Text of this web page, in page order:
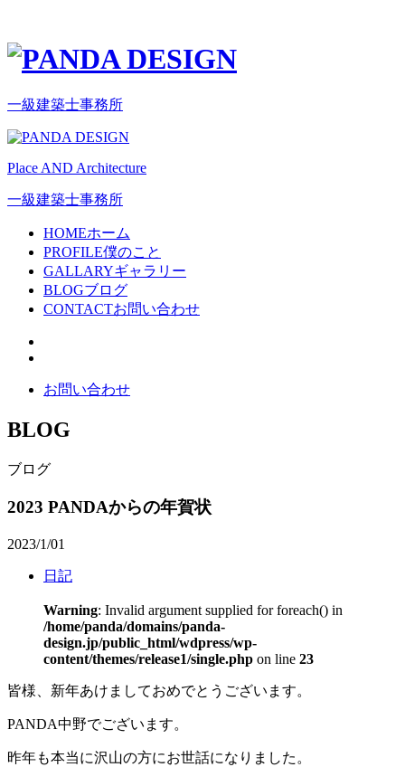
一級建築士事務所
Place AND Architecture
一級建築士事務所
HOMEホーム
PROFILE僕のこと
GALLARYギャラリー
BLOGブログ
CONTACTお問い合わせ
お問い合わせ
BLOG
ブログ
2023 PANDAからの年賀状
2023/1/01
日記
Warning: Invalid argument supplied for foreach() in
/home/panda/domains/panda-
design.jp/public_html/wdpress/wp-
content/themes/release1/single.php on line 23
皆様、新年あけましておめでとうございます。
PANDA中野でございます。
昨年も本当に沢山の方にお世話になりました。